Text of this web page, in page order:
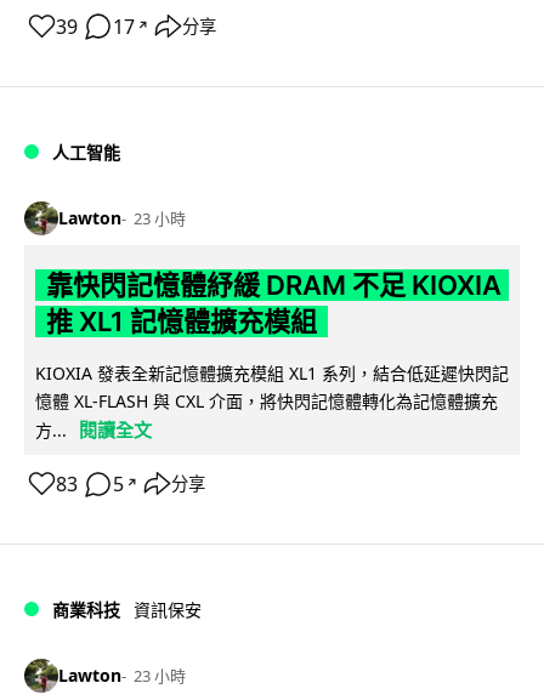
39 17 ↗ 分享
人工智能
Lawton 23 小時
靠快閃記憶體紓緩 DRAM 不足 KIOXIA
推 XL1 記憶體擴充模組
KIOXIA 發表全新記憶體擴充模組 XL1 系列，結合低延遲快閃記
憶體 XL-FLASH 與 CXL 介面，將快閃記憶體轉化為記憶體擴充
方...
閱讀全文
83 5 ↗ 分享
商業科技 資訊保安
Lawton 23 小時